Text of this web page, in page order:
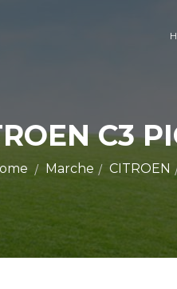
C3
Marche CITROEN